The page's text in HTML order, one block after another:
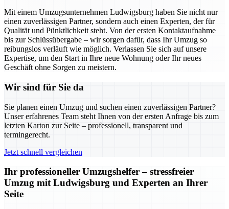
Mit einem Umzugsunternehmen Ludwigsburg haben Sie nicht nur
einen zuverlässigen Partner, sondern auch einen Experten, der für
Qualität und Pünktlichkeit steht. Von der ersten Kontaktaufnahme
bis zur Schlüssübergabe – wir sorgen dafür, dass Ihr Umzug so
reibungslos verläuft wie möglich. Verlassen Sie sich auf unsere
Expertise, um den Start in Ihre neue Wohnung oder Ihr neues
Geschäft ohne Sorgen zu meistern.
Wir sind für Sie da
Sie planen einen Umzug und suchen einen zuverlässigen Partner?
Unser erfahrenes Team steht Ihnen von der ersten Anfrage bis zum
letzten Karton zur Seite – professionell, transparent und
termingerecht.
Jetzt schnell vergleichen
Ihr professioneller Umzugshelfer – stressfreier
Umzug mit Ludwigsburg und Experten an Ihrer
Seite